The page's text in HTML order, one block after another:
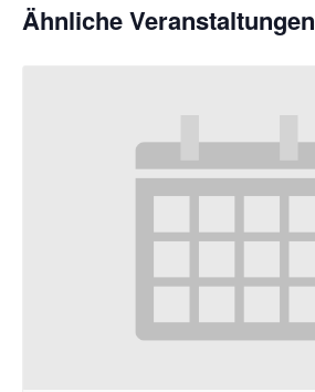
Ähnliche Veranstaltungen